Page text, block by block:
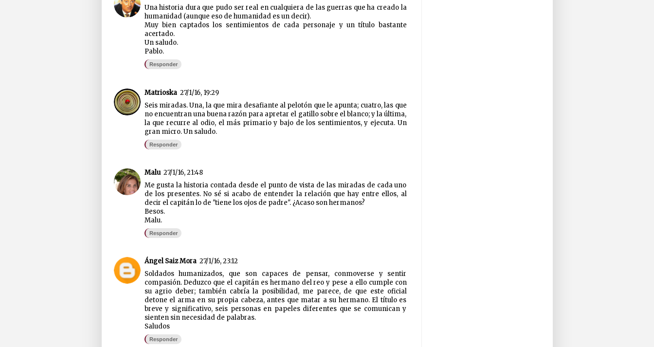
Una historia dura que pudo ser real en cualquiera de las guerras que ha creado la
humanidad (aunque eso de humanidad es un decir).
Muy bien captados los sentimientos de cada personaje y un título bastante
acertado.
Un saludo.
Pablo.
Responder
Matrioska 27/1/16, 19:29
Seis miradas. Una, la que mira desafiante al pelotón que le apunta; cuatro, las que
no encuentran una buena razón para apretar el gatillo sobre el blanco; y la última,
la que recurre al odio, el más primario y bajo de los sentimientos, y ejecuta. Un
gran micro. Un saludo.
Responder
Malu 27/1/16, 21:48
Me gusta la historia contada desde el punto de vista de las miradas de cada uno
de los presentes. No sé si acabo de entender la relación que hay entre ellos, al
decir el capitán lo de "tiene los ojos de padre". ¿Acaso son hermanos?
Besos.
Malu.
Responder
Ángel Saiz Mora 27/1/16, 23:12
Soldados humanizados, que son capaces de pensar, conmoverse y sentir
compasión. Deduzco que el capitán es hermano del reo y pese a ello cumple con
su agrio deber; también cabría la posibilidad, me parece, de que este oficial
detone el arma en su propia cabeza, antes que matar a su hermano. El título es
breve y significativo, seis personas en papeles diferentes que se comunican y
sienten sin necesidad de palabras.
Saludos
Responder